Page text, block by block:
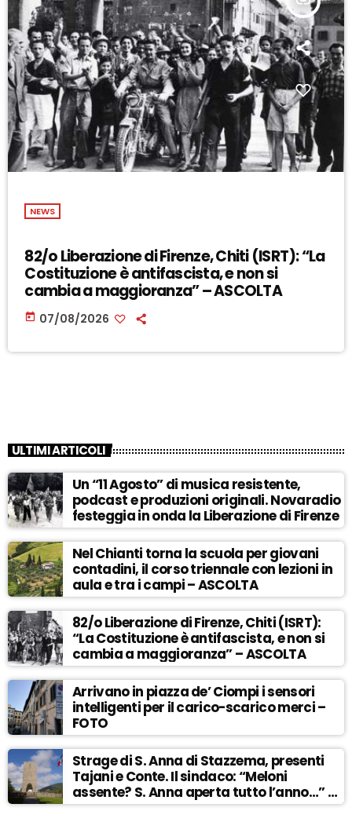
NEWS
82/o Liberazione di Firenze, Chiti (ISRT): “La
Costituzione è antifascista, e non si
cambia a maggioranza” – ASCOLTA
today 07/08/2026
ULTIMI ARTICOLI
Un “11 Agosto” di musica resistente,
podcast e produzioni originali. Novaradio
festeggia in onda la Liberazione di Firenze
Nel Chianti torna la scuola per giovani
contadini, il corso triennale con lezioni in
aula e tra i campi – ASCOLTA
82/o Liberazione di Firenze, Chiti (ISRT):
“La Costituzione è antifascista, e non si
cambia a maggioranza” – ASCOLTA
Arrivano in piazza de’ Ciompi i sensori
intelligenti per il carico-scarico merci –
FOTO
Strage di S. Anna di Stazzema, presenti
Tajani e Conte. Il sindaco: “Meloni
assente? S. Anna aperta tutto l’anno…” –
ASCOLTA